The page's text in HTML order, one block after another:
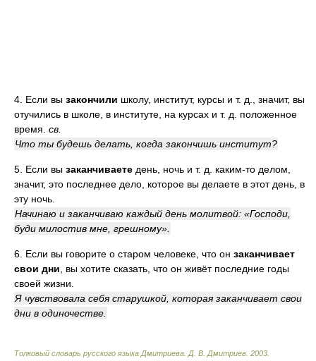
4. Если вы закончили школу, институт, курсы и т. д., значит, вы
отучились в школе, в институте, на курсах и т. д. положенное
время. св.
Что ты будешь делать, когда закончишь институт?
5. Если вы заканчиваете день, ночь и т. д. каким-то делом,
значит, это последнее дело, которое вы делаете в этот день, в
эту ночь.
Начинаю и заканчиваю каждый день молитвой: «Господи,
буди милостив мне, грешному».
6. Если вы говорите о старом человеке, что он заканчивает
свои дни , вы хотите сказать, что он живёт последние годы
своей жизни.
Я чувствовала себя старушкой, которая заканчивает свои
дни в одиночестве.
Толковый словарь русского языка Дмитриева Д. В. Дмитриев. 2003